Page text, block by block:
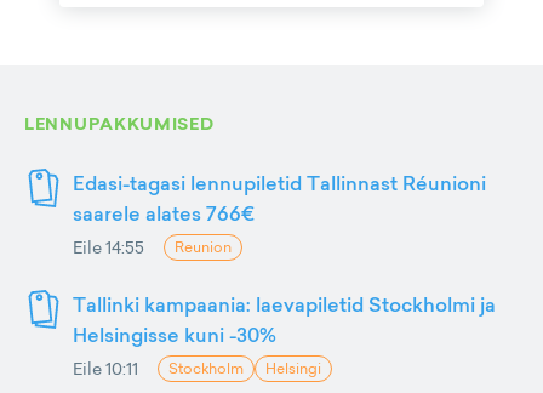
LENNUPAKKUMISED
Edasi-tagasi lennupiletid Tallinnast Réunioni
saarele alates 766€
Eile 14:55 Reunion
Tallinki kampaania: laevapiletid Stockholmi ja
Helsingisse kuni -30%
Eile 10:11 Stockholm Helsingi